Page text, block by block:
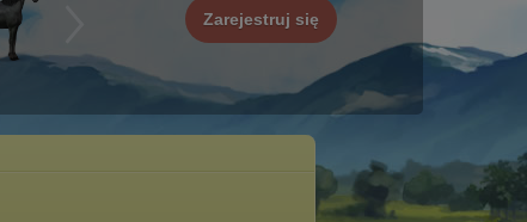
Zarejestruj się